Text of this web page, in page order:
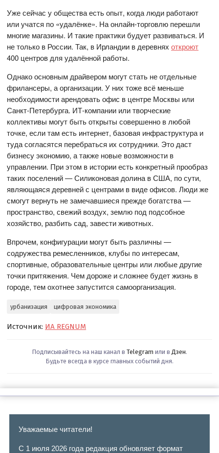
Уже сейчас у общества есть опыт, когда люди работают
или учатся по «удалёнке». На онлайн-торговлю перешли
многие магазины. И такие практики будует развиваться. И
не только в России. Так, в Ирландии в деревняхоткроют
400 центров для удалённой работы.
Однако основным драйвером могут стать не отдельные
фрилансеры, а организации. У них тоже всё меньше
необходимости арендовать офис в центре Москвы или
Санкт-Петербурга. ИТ-компании или творческие
коллективы могут быть открыты совершенно в любой
точке, если там есть интернет, базовая инфраструктура и
туда согласятся перебраться их сотрудники. Это даст
бизнесу экономию, а также новые возможности в
управлении. При этом в истории есть конкретный прообраз
таких поселений — Силиконовая долина в США, по сути,
являющаяся деревней с центрами в виде офисов. Люди же
смогут вернуть не замечавшиеся прежде богатства —
пространство, свежий воздух, землю под подсобное
хозяйство, разбить сад, завести животных.
Впрочем, конфигурации могут быть различны —
содружества ремесленников, клубы по интересам,
спортивные, образовательные центры или любые другие
точки притяжения. Чем дороже и сложнее будет жизнь в
городе, тем охотнее запустится самоорганизация.
урбанизация цифровая экономика
Источник: ИА REGNUM
Подписывайтесь на наш канал в Telegram или в Дзен.
Будьте всегда в курсе главных событий дня.
Уважаемые читатели!
С 1 июля 2026 года редакция обновляет формат